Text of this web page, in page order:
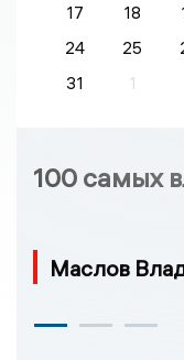
17 18
24
25
31
1
100 самых
Маслов